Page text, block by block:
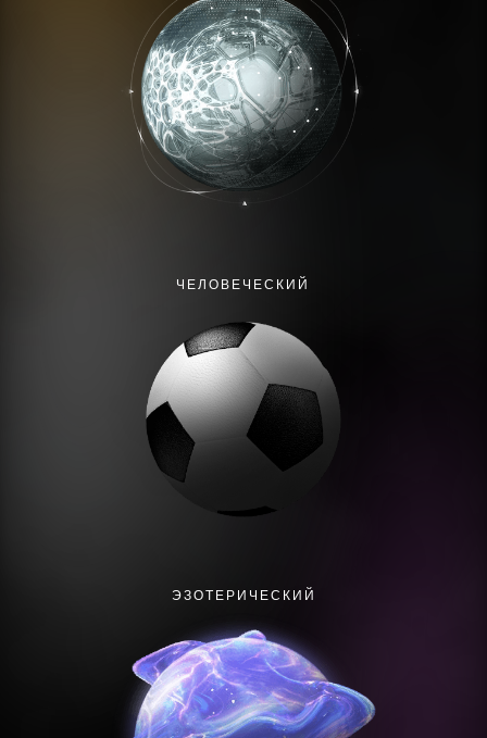
ЧЕЛОВЕЧЕСКИЙ
ЭЗОТЕРИЧЕСКИЙ